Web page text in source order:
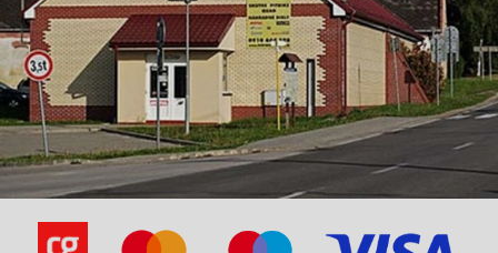
Aprilia-SR 50 WWW -00
Aprilia-SR 50 WWW 00-
Aprilia-SR Max 125ie 4T 4V ZAPM357
Aprilia-SR Max 300ie ZAPM 35600
Aprilia-SX 50 06- D50B0
Aprilia-Scarabeo 100 2T
Aprilia-Scarabeo 100 4T 01-05 ZD4S/ZD4V
Aprilia-Scarabeo 100 4T 06-08 ZD4V
Aprilia-Scarabeo 250 -06 ZD4TD
Aprilia-Scarabeo 300ie Light ZD4VRG00